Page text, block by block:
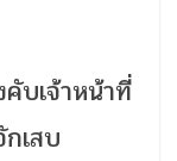
บเจ้าหน้าที่
เสบ